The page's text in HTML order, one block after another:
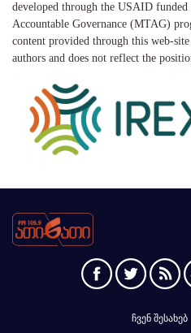
developed through the USAID
Accountable Governance (MTAG)
content provided through this web-
authors and does not reflect the
ჩვენ შესახებ